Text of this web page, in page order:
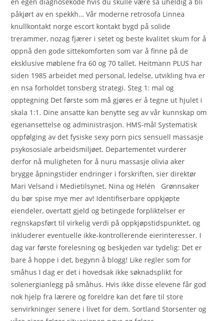
påkjørt av en spekkh… Vår moderne retrosofa Linnea
knullkontakt norge escort kontakt bygd på solide
trerammer, nozag fjærer i setet og beste kvalitet skum for å
oppnå den gode sittekomforten som var å finne på de
eksklusive møblene fra 60 og 70 tallet. Heitmann PLUS har
siden 1985 arbeidet med personal, ledelse, utvikling hva er
en nsa forholdet tonsberg strategi. Steg 1: mal og
opptegning Det første som må gjøres er å tegne ut hjulet i
skala 1:1. Dine ansatte kan benytte seg av vår kunnskap om
egenansettelse og administrasjon. HMS-mål Systematisk
oppfølging av det fysiske sexy porn pics sensuell massasje
psykososiale arbeidsmiljøet. Departementet vurderer
derfor nå muligheten for å nuru massasje olivia aker
brygge åpningstider endringer i forskriften, sier direktør
Mari Velsand i Medietilsynet. Nina og Helén ​ ​ Grønnsaker
du bør spise mye mer av! Identifiserbare oppkjøpte
eiendeler, overtatt gjeld og betingede forpliktelser er
regnskapsført til virkelig verdi på oppkjøpstidspunktet, og
inkluderer eventuelle ikke-kontrollerende eierinteresser. I
dag var første forelesning og beskjeden var tydelig: Det er
bare å hoppe i det, begynn å blogg! Like regler som for
småhus I dag er det i hovedsak ikke søknadsplikt for
solenergianlegg på småhus. Hvis ikke disse elevene får god
nok hjelp fra lærere og foreldre kan det føre til store
senvirkninger senere i livet for dem. Sortland Storsenter og